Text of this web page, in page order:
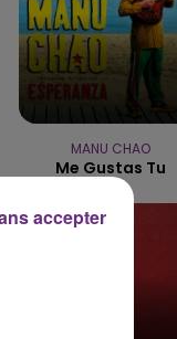
LA POP
MANU CHAO
Me Gustas Tu
accepter